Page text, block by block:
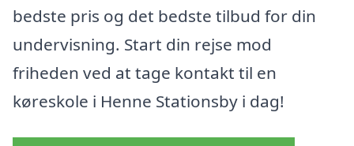
bedste pris og det bedste tilbud for din
undervisning. Start din rejse mod
friheden ved at tage kontakt til en
køreskole i Henne Stationsby i dag!